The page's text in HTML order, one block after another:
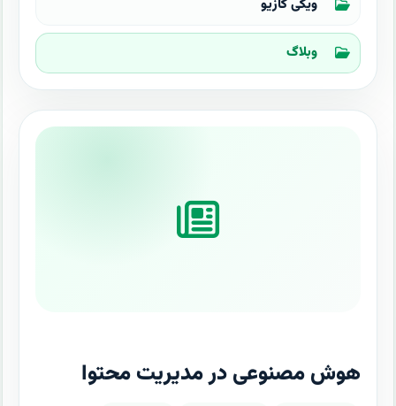
ویکی کازیو
وبلاگ
هوش مصنوعی در مدیریت محتوا